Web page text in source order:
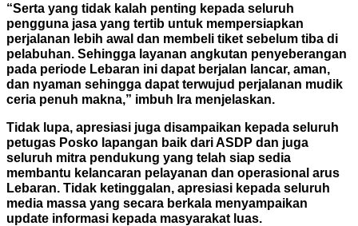
“Serta yang tidak kalah penting kepada seluruh
pengguna jasa yang tertib untuk mempersiapkan
perjalanan lebih awal dan membeli tiket sebelum tiba di
pelabuhan. Sehingga layanan angkutan penyeberangan
pada periode Lebaran ini dapat berjalan lancar, aman,
dan nyaman sehingga dapat terwujud perjalanan mudik
ceria penuh makna,” imbuh Ira menjelaskan.
Tidak lupa, apresiasi juga disampaikan kepada seluruh
petugas Posko lapangan baik dari ASDP dan juga
seluruh mitra pendukung yang telah siap sedia
membantu kelancaran pelayanan dan operasional arus
Lebaran. Tidak ketinggalan, apresiasi kepada seluruh
media massa yang secara berkala menyampaikan
update informasi kepada masyarakat luas.